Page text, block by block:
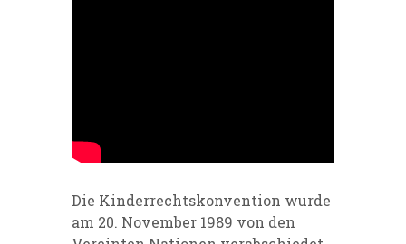
Die Kinderrechtskonvention wurde
am 20. November 1989 von den